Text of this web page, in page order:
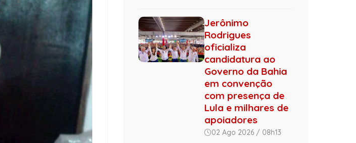
Jerônimo
Rodrigues
oficializa
candidatura ao
Governo da Bahia
em convenção
com presença de
Lula e milhares de
apoiadores
02 Ago 2026 / 08h13